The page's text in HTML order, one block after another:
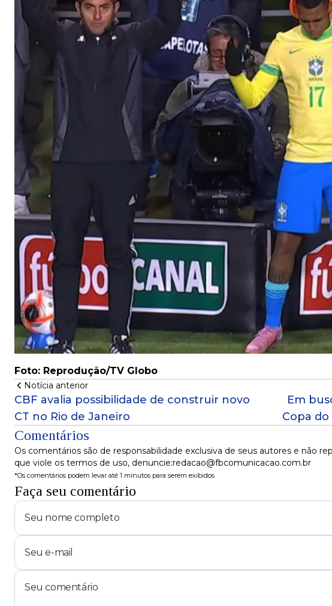
Foto: Reprodução/TV Globo
Notícia anterior
CBF avalia possibilidade de construir novo
CT no Rio de Janeiro
Em
Copa
Comentários
Os comentários são de responsabilidade exclusiva de seus autores e não
que viole os termos de uso, denuncie:redacao@fbcomunicacao.com.br
*Os comentários podem levar até 1 minutos para serem exibidos
Faça seu comentário